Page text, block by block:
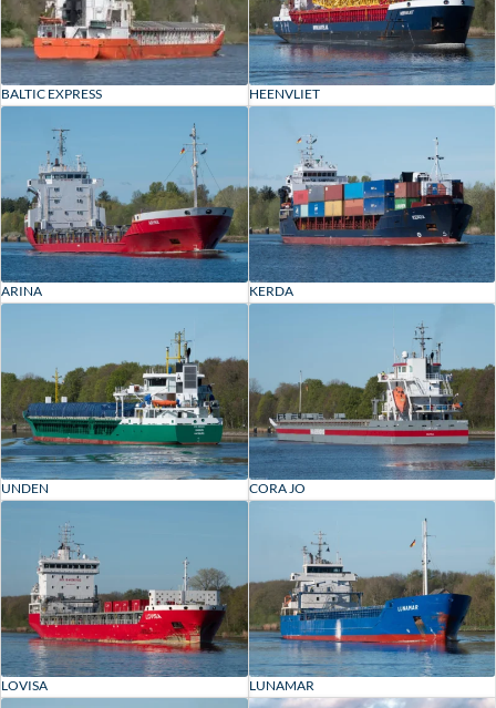
BALTIC EXPRESS HEENVLIET
ARINA KERDA
UNDEN CORA JO
LOVISA LUNAMAR